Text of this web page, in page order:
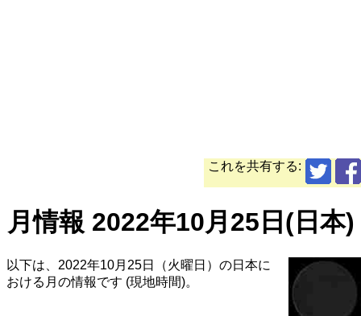
これを共有する:
月情報 2022年10月25日(日本)
以下は、2022年10月25日（火曜日）の日本に
おける月の情報です (現地時間)。